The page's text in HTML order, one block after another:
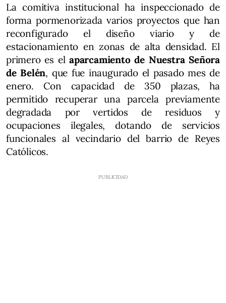
La comitiva institucional ha inspeccionado de
forma pormenorizada varios proyectos que han
reconfigurado el diseño viario y de
estacionamiento en zonas de alta densidad. El
primero es elaparcamiento de Nuestra Señora
de Belén, que fue inaugurado el pasado mes de
enero. Con capacidad de 350 plazas, ha
permitido recuperar una parcela previamente
degradada por vertidos de residuos y
ocupaciones ilegales, dotando de servicios
funcionales al vecindario del barrio de Reyes
Católicos.